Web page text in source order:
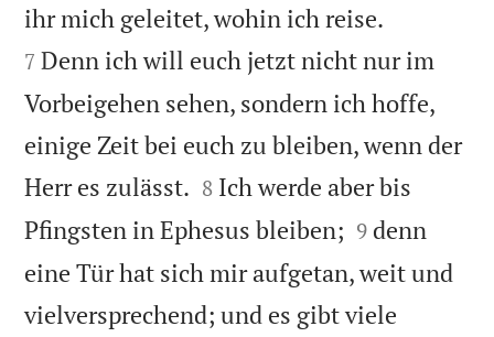
ihr mich geleitet, wohin ich reise.
7 Denn ich will euch jetzt nicht nur im
Vorbeigehen sehen, sondern ich hoffe,
einige Zeit bei euch zu bleiben, wenn der
Herr es zulässt. 

8 Ich werde aber bis
Pfingsten in Ephesus bleiben; 

9 denn
eine Tür hat sich mir aufgetan, weit und
vielversprechend; und es gibt viele